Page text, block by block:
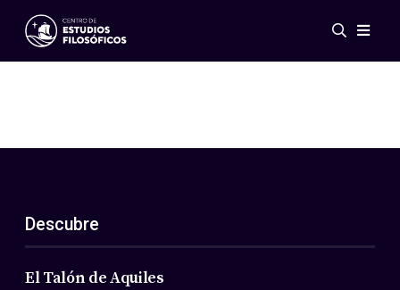
Eventos
ES
EN
Acerca de nosotros
Miembros
Descubre
El Talón de Aquiles